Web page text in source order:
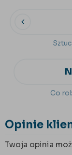
Co
Opinie
Twoja opinia